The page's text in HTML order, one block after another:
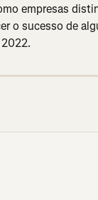
empresas
o sucesso de